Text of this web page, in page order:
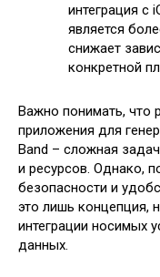
интеграция с
является
снижает
конкретной
Важно понимать, что
приложения для
Band – сложная
и ресурсов. Однако,
безопасности и
это лишь концепция,
интеграции носимых
данных.